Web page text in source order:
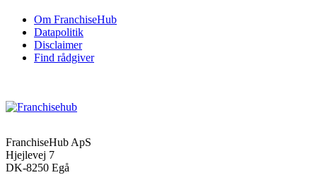
Om FranchiseHub
Datapolitik
Disclaimer
Find rådgiver
FranchiseHub ApS
Hjejlevej 7
DK-8250 Egå